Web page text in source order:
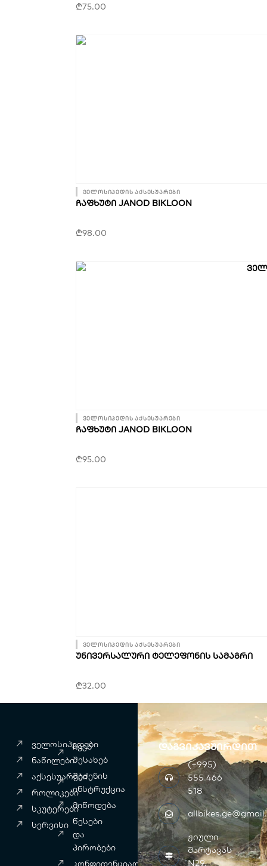
₾75.00
ველოსიპედის აქსესუარები
ᲩᲐᲤᲮᲣᲢᲘ JANOD BIKLOON
₾98.00
ველოსიპედის აქსესუარები
ᲩᲐᲤᲮᲣᲢᲘ JANOD BIKLOON
₾95.00
ველოსიპედის აქსესუარები
ᲣᲜᲘᲕᲔᲠᲡᲐᲚᲣᲠᲘ ᲢᲔᲚᲔᲤᲝᲜᲘᲡ ᲡᲐᲛᲐᲒᲠᲘ
₾32.00
ველოსიპედები
ნაწილები
აქსესუარები
როლიკები
სკუტერები
სერვისი
ჩვენ
შესახებ
შეძენის
ინსტრუქცია
მიწოდება
წესები
და
პირობები
კონფიდენციალურობა
დაგვიკავშირდით
(+995)
555 466
518
ჟიული
შარტავას
N29,